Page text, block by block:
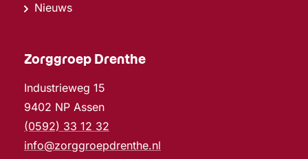
Nieuws
Zorggroep Drenthe
Industrieweg 15
9402 NP Assen
(0592) 33 12 32
info@zorggroepdrenthe.nl